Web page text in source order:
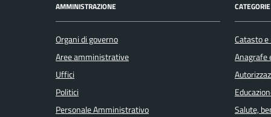
AMMINISTRAZIONE
Organi di governo
Aree amministrative
Uffici
Politici
Personale Amministrativo
Catasto
Anagrafe
Salute,